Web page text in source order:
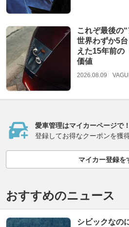
これぞ最後の
世界わずか5
えた15年前の
価値
2026.08.09
愛車管理はマイカーページで！
登録してお得なクーポンを獲
マイカー登録を
おすすめのニュース
シビックなの